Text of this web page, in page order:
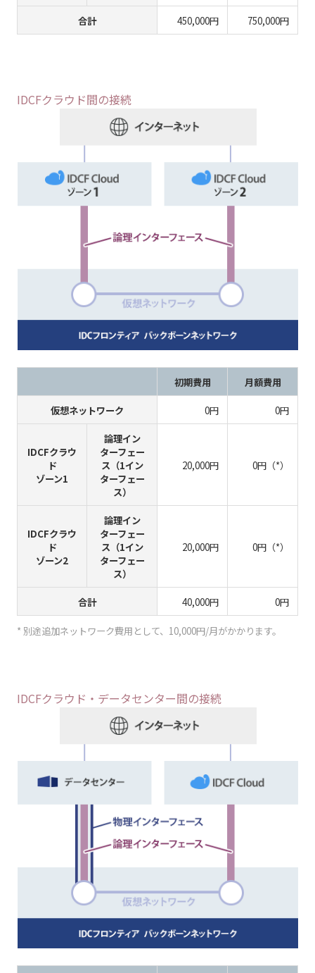
合計 450,000円 750,000円
IDCFクラウド間の接続
初期費用 月額費用
仮想ネットワーク 0円 0円
IDCFクラウ
ド
ゾーン1
論理イン
ターフェー
ス（1イン
ターフェー
ス）
20,000円 0円（*）
IDCFクラウ
ド
ゾーン2
論理イン
ターフェー
ス（1イン
ターフェー
ス）
20,000円 0円（*）
合計 40,000円 0円
* 別途追加ネットワーク費用として、10,000円/月がかかります。
IDCFクラウド・データセンター間の接続